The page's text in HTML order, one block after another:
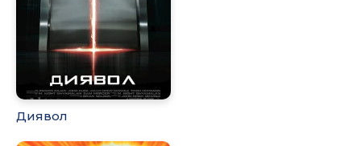
Диявол